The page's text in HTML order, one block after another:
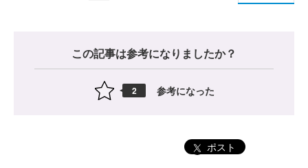
この記事は参考になりましたか？
2 参考になった
ポスト